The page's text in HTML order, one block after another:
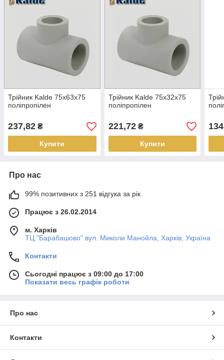
Трійник Kalde 75х63х75
поліпропілен
237,82 ₴
Купити
Трійник Kalde 75х32х75
поліпропілен
221,72₴
Купити
Про нас
99% позитивних з 251 відгука за рік
Працює з 26.02.2014
м. Харків
ТЦ "Барабашово" вул. Миколи Манойла, Харків, Україна
Контакти
Сьогодні працює з 09:00 до 17:00
Показати весь графік роботи
Про нас
Контакти